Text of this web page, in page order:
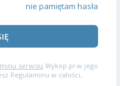
nie pamiętam hasła
serwisu Wykop.pl w jego
Regulaminu w całości,